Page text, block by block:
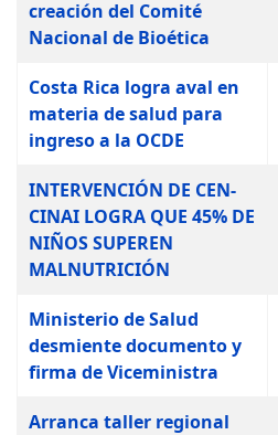
creación del Comité
Nacional de Bioética
Costa Rica logra aval en
materia de salud para
ingreso a la OCDE
INTERVENCIÓN DE CEN-
CINAI LOGRA QUE 45% DE
NIÑOS SUPEREN
MALNUTRICIÓN
Ministerio de Salud
desmiente documento y
firma de Viceministra
Arranca taller regional